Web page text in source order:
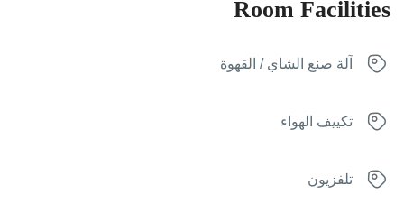
Room Facilities
آلة صنع الشاي / القهوة
تكييف الهواء
تلفزيون